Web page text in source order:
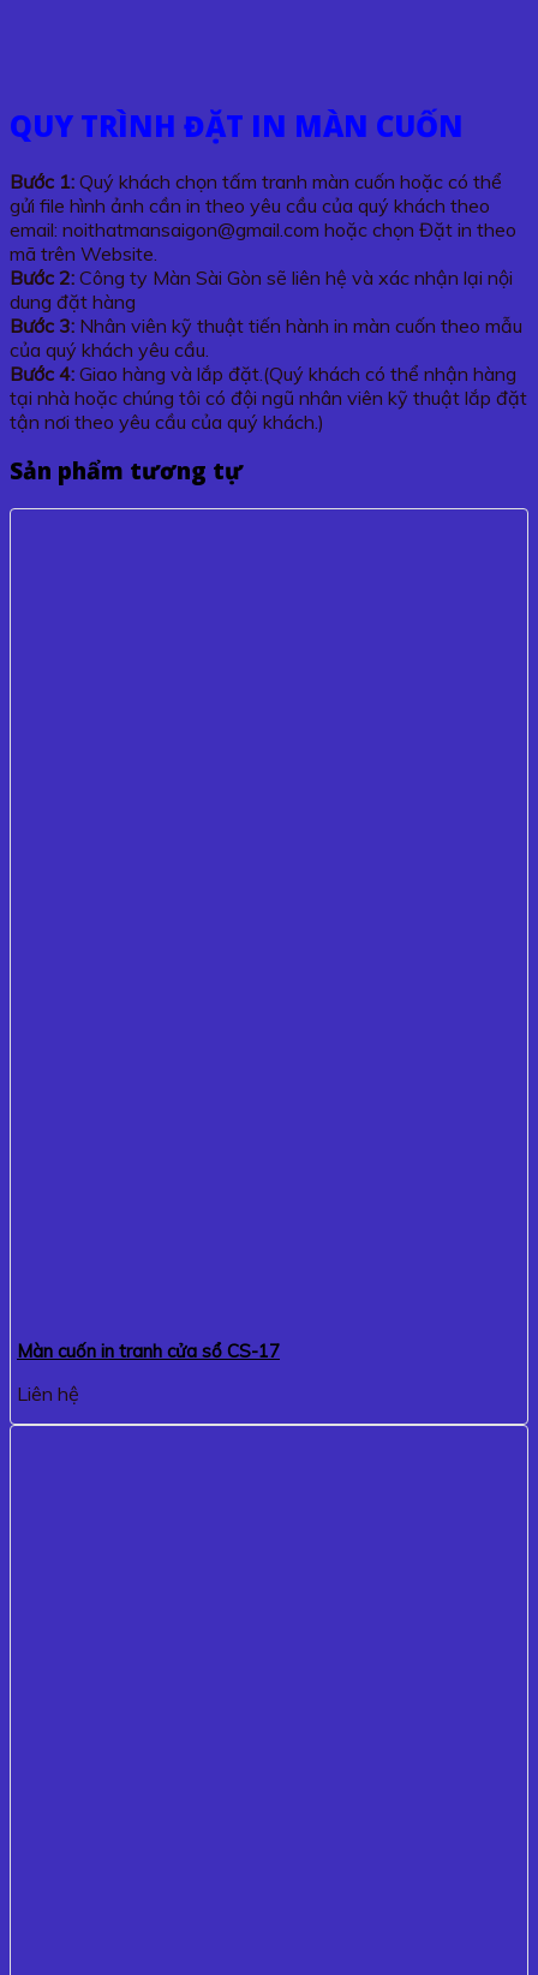
QUY TRÌNH ĐẶT IN MÀN CUỐN
Bước 1: Quý khách chọn tấm tranh màn cuốn hoặc có thể
gửi file hình ảnh cần in theo yêu cầu của quý khách theo
email: noithatmansaigon@gmail.com hoặc chọn Đặt in theo
mã trên Website.
Bước 2: Công ty Màn Sài Gòn sẽ liên hệ và xác nhận lại nội
dung đặt hàng
Bước 3: Nhân viên kỹ thuật tiến hành in màn cuốn theo mẫu
của quý khách yêu cầu.
Bước 4: Giao hàng và lắp đặt.(Quý khách có thể nhận hàng
tại nhà hoặc chúng tôi có đội ngũ nhân viên kỹ thuật lắp đặt
tận nơi theo yêu cầu của quý khách.)
Sản phẩm tương tự
Màn cuốn in tranh cửa sổ CS-17
Liên hệ